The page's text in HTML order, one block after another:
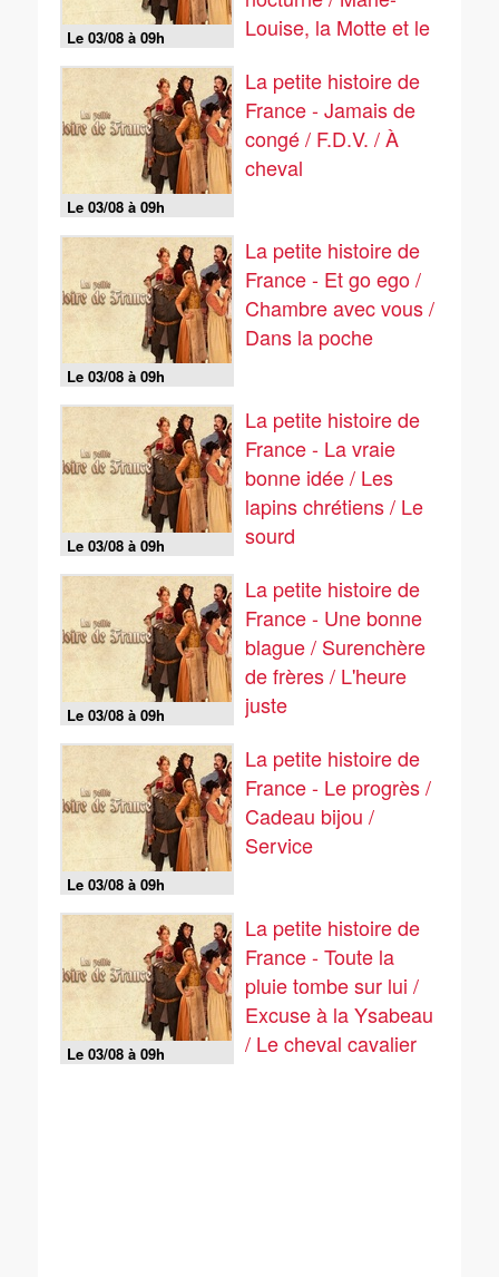
Le 03/08 à 09h
Louise, la Motte et le
Le 03/08 à 09h
La petite histoire de
France - Jamais de
congé / F.D.V. / À
cheval
Le 03/08 à 09h
La petite histoire de
France - Et go ego /
Chambre avec vous /
Dans la poche
Le 03/08 à 09h
La petite histoire de
France - La vraie
bonne idée / Les
lapins chrétiens / Le
sourd
Le 03/08 à 09h
La petite histoire de
France - Une bonne
blague / Surenchère
de frères / L'heure
juste
Le 03/08 à 09h
La petite histoire de
France - Le progrès /
Cadeau bijou /
Service
Le 03/08 à 09h
La petite histoire de
France - Toute la
pluie tombe sur lui /
Excuse à la Ysabeau
/ Le cheval cavalier